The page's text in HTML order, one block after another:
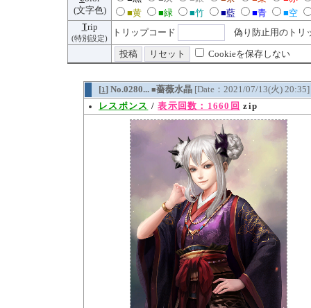
(文字色)
■黄
■緑 ■竹 ■藍 ■青
■空
Trip
(特別設定)
トリップコード 偽り防止用のトリ
Cookieを保存しない
[1] No.0280... ■薔薇水晶 [Date：2021/07/13(火) 20:35]
レスポンス /表示回数：1660回 zip